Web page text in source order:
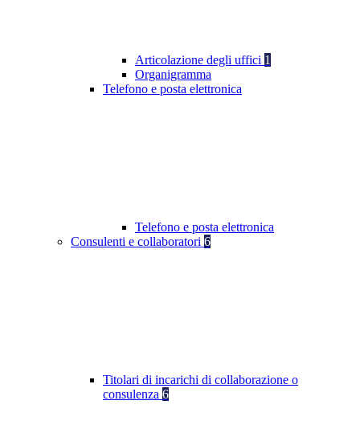
Articolazione degli uffici 1
Organigramma
Telefono e posta elettronica
Telefono e posta elettronica
Consulenti e collaboratori 6
Titolari di incarichi di collaborazione o
consulenza 6